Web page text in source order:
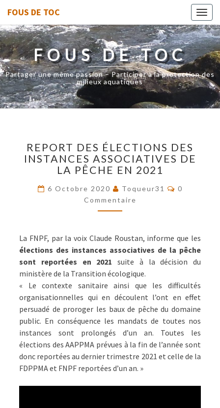
FOUS DE TOC
FOUS DE TOC
Partager une même passion – Participer à la protection des
milieux aquatiques
DES
ÉLECTIONS
DES
ASSOCIATIVES
DE
LA
EN
REPORT DES ÉLECTIONS DES
INSTANCES ASSOCIATIVES DE
LA PÊCHE EN 2021
6 Octobre 2020 Toqueur31
0
Commentaire
La FNPF, par la voix Claude Roustan, informe que les
élections des instances associatives de la pêche
sont reportées en 2021 suite à la décision du
ministère de la Transition écologique.
« Le contexte sanitaire ainsi que les difficultés
organisationnelles qui en découlent l’ont en effet
persuadé de proroger les baux de pêche du domaine
public. En conséquence les mandats de toutes nos
instances sont prolongés d’un an. Toutes les
élections des AAPPMA prévues à la fin de l’année sont
donc reportées au dernier trimestre 2021 et celle de la
FDPPMA et FNPF reportées d’un an. »